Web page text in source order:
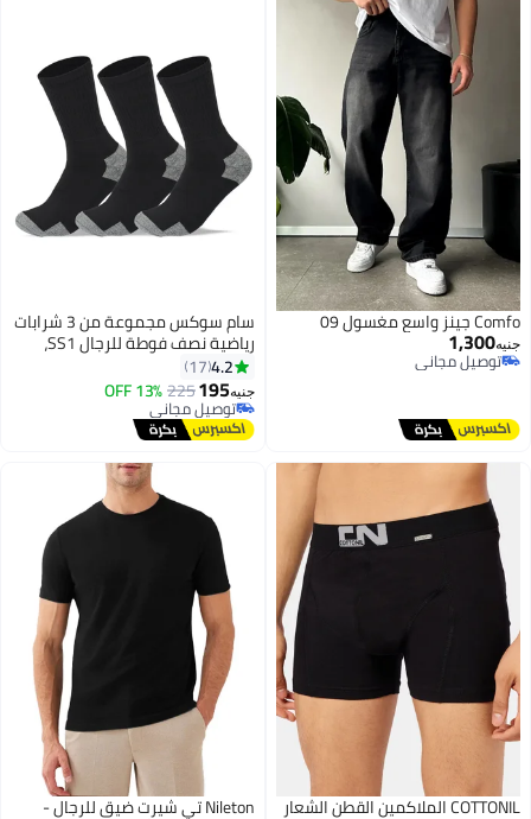
Comfo جينز واسع مغسول 09
جنيه1,300
توصيل مجاني
توصيل مجاني
3
سام سوكس مجموعة من 3 شرابات
رياضية نصف فوطة للرجال SS1،
أسود
4.2
17
جنيه195
225
13% OFF
توصيل مجاني
توصيل مجاني
COTTONIL الملاكمين القطن الشعار Nileton تي شيرت ضيق للرجال -